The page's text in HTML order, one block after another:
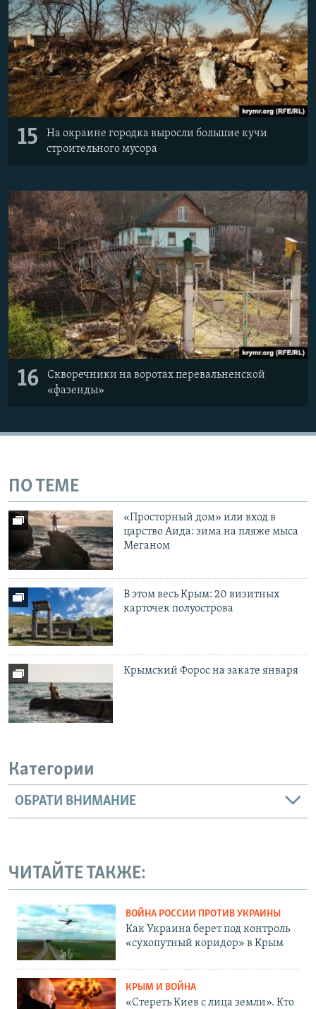
15
На окраине городка выросли большие кучи
строительного мусора
16
Скворечники на воротах перевальненской
«фазенды»
ПО ТЕМЕ
«Просторный дом» или вход в
царство Аида: зима на пляже мыса
Меганом
В этом весь Крым: 20 визитных
карточек полуострова
Крымский Форос на закате января
Категории
ОБРАТИ ВНИМАНИЕ
ЧИТАЙТЕ ТАКЖЕ:
ВОЙНА РОССИИ ПРОТИВ УКРАИНЫ
Как Украина берет под контроль
«сухопутный коридор» в Крым
КРЫМ И ВОЙНА
«Стереть Киев с лица земли». Кто